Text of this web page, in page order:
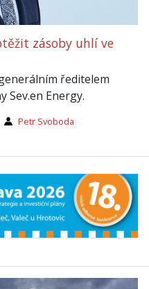
zásoby uhlí ve
ředitelem
Sev.en Energy.
Petr Svoboda